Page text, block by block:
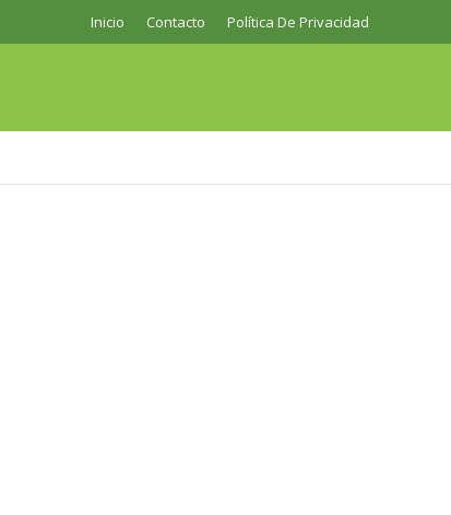
Inicio Contacto Política De Privacidad